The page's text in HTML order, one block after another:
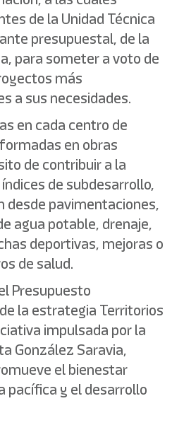
de la Unidad Técnica
presupuestal, de la
para someter a voto de
más
a sus necesidades.
en cada centro de
en obras
de contribuir a la
de subdesarrollo,
desde pavimentaciones,
agua potable, drenaje,
deportivas, mejoras o
de salud.
Presupuesto
la estrategia Territorios
impulsada por la
González Saravia,
el bienestar
pacífica y el desarrollo